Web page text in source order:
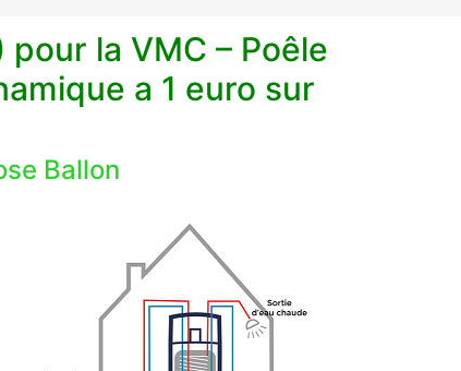
pour la VMC – Poêle
a 1 euro sur
Ballon